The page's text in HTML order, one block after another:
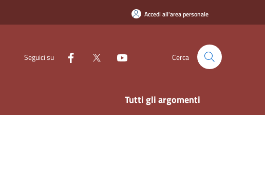
Accedi all'area personale
Seguici su Cerca
Tutti gli argomenti